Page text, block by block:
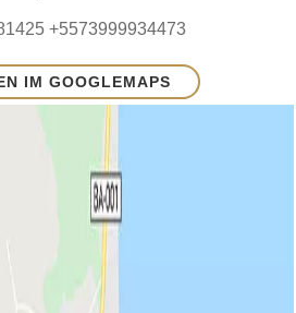
+5573999934473
IM GOOGLEMAPS